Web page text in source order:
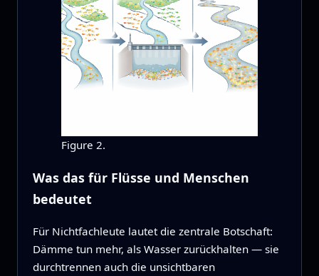
Figure 2.
Was das für Flüsse und Menschen
bedeutet
Für Nichtfachleute lautet die zentrale Botschaft:
Dämme tun mehr, als Wasser zurückhalten — sie
durchtrennen auch die unsichtbaren